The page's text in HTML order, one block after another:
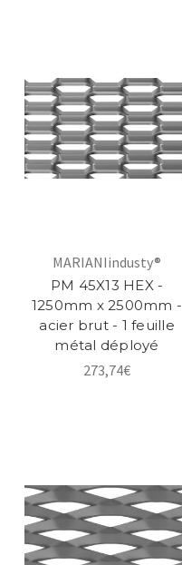
MARIANIindusty®
PM 45X13 HEX -
1250mm x 2500mm -
acier brut - 1 feuille
métal déployé
273,74€